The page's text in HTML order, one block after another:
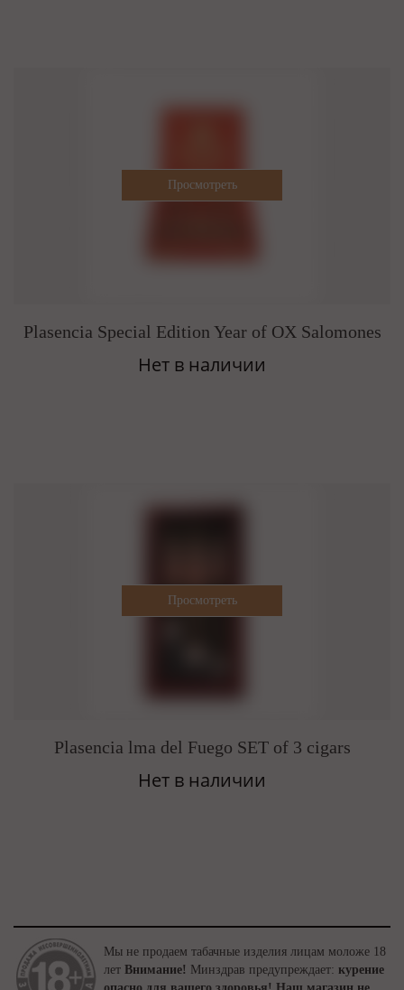
Plasencia Special Edition Year of OX Salomones
Нет в наличии
Plasencia lma del Fuego SET of 3 cigars
Нет в наличии
Мы не продаем табачные изделия лицам моложе 18
лет Внимание! Минздрав предупреждает: курение